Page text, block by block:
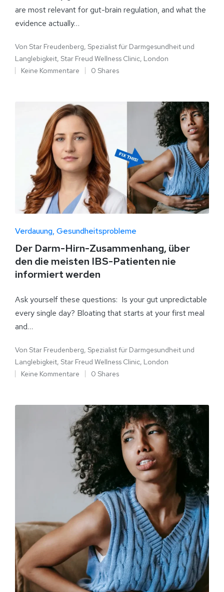
are most relevant for gut-brain regulation, and what the
evidence actually…
Von Star Freudenberg, Spezialist für Darmgesundheit und
Langlebigkeit, Star Freud Wellness Clinic, London
Keine Kommentare
0 Shares
Verdauung Gesundheitsprobleme
Der Darm-Hirn-Zusammenhang, über
den die meisten IBS-Patienten nie
informiert werden
Ask yourself these questions: Is your gut unpredictable
every single day? Bloating that starts at your first meal
and…
Von Star Freudenberg, Spezialist für Darmgesundheit und
Langlebigkeit, Star Freud Wellness Clinic, London
Keine Kommentare
0 Shares